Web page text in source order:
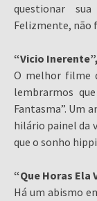
questionar
Felizmente, não
“Vicio
O melhor filme
lembrarmos
Fantasma”. Um
hilário painel da
que o sonho
“Que Horas Ela
Há um abismo